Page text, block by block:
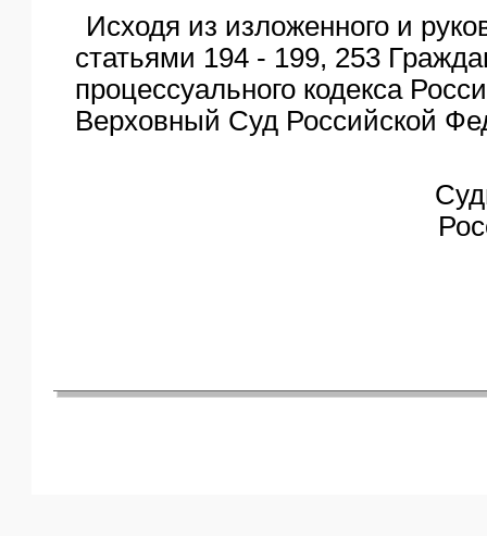
Исходя из изложенного и
статьями 194 - 199, 253
процессуального кодекса
Верховный Суд Российской